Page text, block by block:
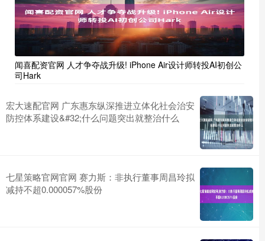
闻喜配资官网 人才争夺战升级! iPhone Air设计师转投AI初创公
司Hark
宏大速配官网 广东惠东纵深推进立体化社会治安
防控体系建设&#32;什么问题突出就整治什么
七星策略官网官网 赛力斯：非执行董事周昌玲拟
减持不超0.000057%股份